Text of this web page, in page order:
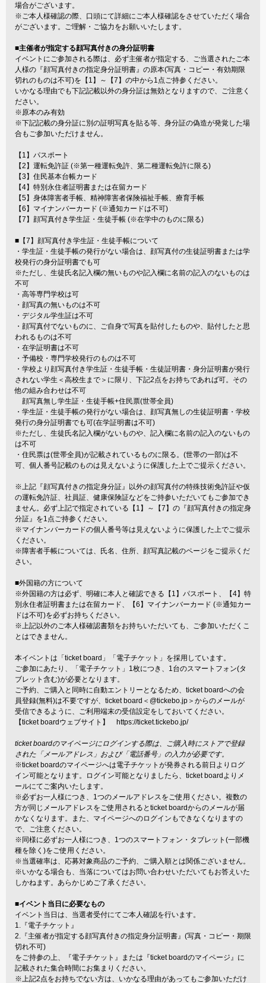
場合がございます。
※ご本人様確認の際、口頭にて詳細にご本人様確認をさせていただく場合
がございます。ご理解・ご協力をお願いいたします。
■主催者が指定する顔写真付きの身分証明書
イベントにご参加される際は、必ず主催者が指定する、ご当選されたご本
人様の『顔写真付きの指定身分証明書』の原本(写真・コピー・有効期限
切れのものは不可)を【1】～【7】の中から1点ご持参ください。
いかなる理由でも下記記載以外の身分証は無効となりますので、ご注意く
ださい。
※原本のみ有効
※下記記載の身分証に別の証明写真を貼る等、身分証の偽造が発覚した場
合もご参加いただけません。
【1】パスポート
【2】運転免許証 (※第一種運転免許、第二種運転免許に限る)
【3】住民基本台帳カード
【4】特別永住者証明書または在留カード
【5】身体障害者手帳、精神障害者保険福祉手帳、療育手帳
【6】マイナンバーカード (※通知カードは不可)
【7】顔写真付き学生証・生徒手帳 (※在学中のものに限る)
■【7】顔写真付き学生証・生徒手帳について
・学生証・生徒手帳の発行がない場合は、顔写真付の生徒証明書または学
校発行の身分証明書でも可
※ただし、生徒氏名記入欄の無いものや記入欄に名前の記入のないものは
不可
・高等専門学校は可
・顔写真の無いものは不可
・デジタル学生証は不可
・顔写真付でないものに、ご自身で写真を貼付したものや、貼付したと思
われるものは不可
・在学証明書は不可
・予備校・専門学校発行のものは不可
・学校より顔写真付き学生証・生徒手帳・生徒証明書・身分証明書が発行
されない学生＜高校生まで＞に限り、下記2点をお持ちであれば可。その
他の組み合わせは不可
顔写真無し学生証・生徒手帳+住民票(世帯全員)
・学生証・生徒手帳の発行がない場合は、顔写真無しの生徒証明書・学校
発行の身分証明書でも可(在学証明書は不可)
※ただし、生徒氏名記入欄がないものや、記入欄に名前の記入のないもの
は不可
・住民票は(世帯全員)が記載されているものに限る。(世帯の一部)は不
可、個人番号記載のものは見えないように保護した上でご提示ください。
※上記『顔写真付きの指定身分証』以外の顔写真付の特殊技術免許証や仮
の運転免許証、社員証、健康保険証などをご持参いただいてもご参加でき
ません。必ず上記で指定されている【1】～【7】の『顔写真付きの指定身
分証』を1点ご持参ください。
※マイナンバーカードの個人番号等は見えないように保護した上でご提示
ください。
※障害者手帳については、氏名、住所、顔写真記載のページをご提示くだ
さい。
■外国籍の方について
※外国籍の方は必ず、明確に本人と確認できる【1】パスポート、【4】特
別永住者証明書または在留カード、【6】マイナンバーカード (※通知カー
ドは不可)を必ずお持ちください。
※上記以外のご本人様確認書類をお持ちいただいても、ご参加いただくこ
とはできません。
本イベントは「ticket board」「電子チケット」を採用しています。
ご参加にあたり、「電子チケット」1枚につき、1台のスマートフォン(タ
ブレット含む)が必要となります。
ご予約、ご購入と同時に自動エントリーとなるため、ticket boardへの会
員登録(無料)は不要ですが、ticket board＜@tickebo.jp＞からのメールが
受信できるように、ご利用端末の受信設定をしておいてください。
【ticket boardウェブサイト】 https://ticket.tickebo.jp/
ticket boardのマイページにログインする際は、ご購入時にストアで登録
された「メールアドレス」および「電話番号」の入力が必要です。
※ticket boardのマイページへは電子チケットが発券される前日よりログ
イン可能となります。ログイン可能となりましたら、ticket boardよりメ
ールにてご案内いたします。
※必ずお一人様につき、1つのメールアドレスをご使用ください。複数の
方が同じメールアドレスをご使用されるとticket boardからのメールが届
かなくなります。また、マイページへのログインもできなくなりますの
で、ご注意ください。
※同様に必ずお一人様につき、1つのスマートフォン・タブレット(一部機
種を除く)をご使用ください。
※当選確率は、応募対象商品のご予約、ご購入順とは関係ございません。
※いかなる場合も、当落についてはお問い合わせいただいてもお答えいた
しかねます。あらかじめご了承ください。
■イベント当日に必要なもの
イベント当日は、当選者受付にてご本人確認を行います。
1.『電子チケット』
2.『主催者が指定する顔写真付きの指定身分証明書』(写真・コピー・期限
切れ不可)
をご持参の上、『電子チケット』または『ticket boardのマイページ』に
記載された集合時間にお集まりください。
※上記2点をお持ちでない方は、いかなる理由があってもご参加いただけ